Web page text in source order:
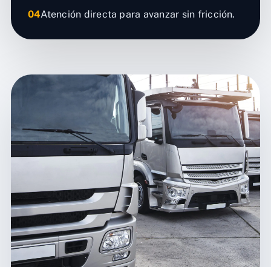
04Atención directa para avanzar sin fricción.